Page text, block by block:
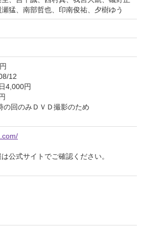
猛、南部哲也、印南俊祐、夕樹ゆう
12
4,000円
の回のみＤＶＤ撮影のため
公式サイトでご確認ください。